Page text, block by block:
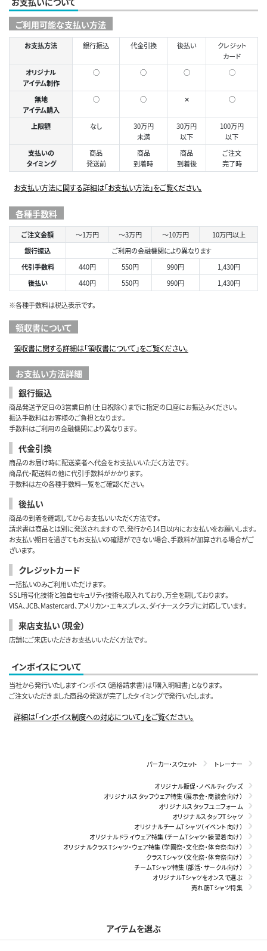
ご利用可能な支払い方法
お支払方法 銀行振込 代金引換 後払い
クレジット
カード
オリジナル
アイテム制作
○ ○ ○ ◯
無地
アイテム購入
○ ○ ✕ ○
上限額 なし
30万円
未満
30万円
以下
100万円
以下
支払いの
タイミング
商品
発送前
商品
到着時
商品
到着後
ご注文
完了時
お支払い方法に関する詳細は「お支払い方法」をご覧ください。
各種手数料
ご注文金額 ～1万円 ～3万円 ～10万円
10万円以上
銀行振込
ご利用の金融機関により異なります
代引手数料
440円 550円 990円
1,430円
後払い
440円 550円 990円 1,430円
※各種手数料は税込表示です。
領収書について
領収書に関する詳細は「領収書について」をご覧ください。
お支払い方法詳細
銀行振込
商品発送予定日の3営業日前（土日祝除く）までに指定の口座にお振込みください。
振込手数料はお客様のご負担となります。
手数料はご利用の金融機関により異なります。
代金引換
商品のお届け時に配送業者へ代金をお支払いいただく方法です。
商品代・配送料の他に代引手数料がかかります。
手数料は左の各種手数料一覧をご確認ください。
後払い
商品の到着を確認してからお支払いいただく方法です。
請求書は商品とは別に発送されますので、発行から14日以内にお支払いをお願いします。
お支払い期日を過ぎてもお支払いの確認ができない場合、手数料が加算される場合がご
ざいます。
クレジットカード
一括払いのみご利用いただけます。
SSL暗号化技術と独自セキュリティ技術も取入れており、万全を期しております。
VISA、JCB、Mastercard、アメリカン・エキスプレス、ダイナースクラブに対応しています。
来店支払い（現金）
店舗にご来店いただきお支払いいただく方法です。
インボイスについて
当社から発行いたしますインボイス（適格請求書）は「購入明細書」となります。
ご注文いただきました商品の発送が完了したタイミングで発行いたします。
詳細は「インボイス制度への対応について」をご覧ください。
パーカー・スウェット トレーナー
オリジナル販促・ノベルティグッズ
オリジナルスタッフウェア特集（展示会・商談会向け）
オリジナルスタッフユニフォーム
オリジナルスタッフTシャツ
オリジナルチームTシャツ（イベント向け）
オリジナルドライウェア特集（チームTシャツ・練習着向け）
オリジナルクラスTシャツ・ウェア特集（学園祭・文化祭・体育祭向け）
クラスTシャツ（文化祭・体育祭向け）
チームTシャツ特集（部活・サークル向け）
オリジナルTシャツをオンスで選ぶ
売れ筋Tシャツ特集
アイテムを選ぶ